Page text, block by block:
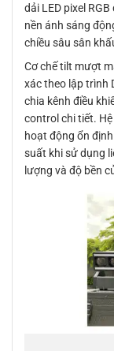
dải LED pixel
nền ánh sáng
chiều sâu sân
Cơ chế tilt mượt
xác theo lập trình
chia kênh điều
control chi tiết.
hoạt động ổn
suất khi sử dụng
lượng và độ bền